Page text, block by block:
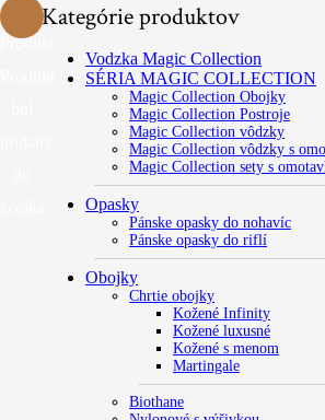
Produkt
Kategórie produktov
Vodzka Magic Collection
SÉRIA MAGIC COLLECTION
Magic Collection Obojky
Magic Collection Postroje
Magic Collection vôdzky
Magic Collection vôdzky s
Magic Collection sety s
Opasky
Pánske opasky do nohavíc
Pánske opasky do riflí
Obojky
Chrtie obojky
Kožené Infinity
Kožené luxusné
Kožené s menom
Martingale
Biothane